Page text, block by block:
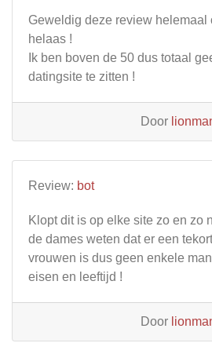
Geweldig deze review helemaal
helaas !
Ik ben boven de 50 dus totaal
datingsite te zitten !
Door
Review: bot
Klopt dit is op elke site zo en zo
de dames weten dat er een
vrouwen is dus geen enkele
eisen en leeftijd !
Door